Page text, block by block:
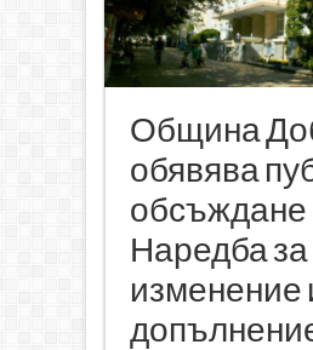
Община
обявява
обсъждане
Наредба за
изменение